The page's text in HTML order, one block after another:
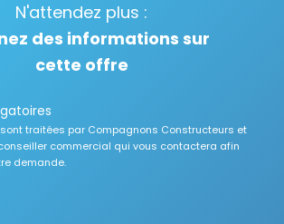
N'attendez plus :
des informations sur
cette offre
traitées par Compagnons Constructeurs et
commercial qui vous contactera afin
demande.